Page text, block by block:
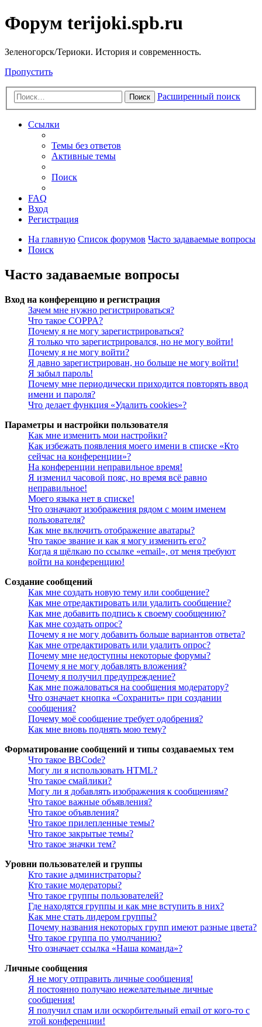
Форум terijoki.spb.ru
Зеленогорск/Териоки. История и современность.
Пропустить
Поиск Расширенный поиск
Ссылки
Темы без ответов
Активные темы
Поиск
FAQ
Вход
Регистрация
На главную Список форумов Часто задаваемые вопросы
Поиск
Часто задаваемые вопросы
Вход на конференцию и регистрация
Зачем мне нужно регистрироваться?
Что такое COPPA?
Почему я не могу зарегистрироваться?
Я только что зарегистрировался, но не могу войти!
Почему я не могу войти?
Я давно зарегистрирован, но больше не могу войти!
Я забыл пароль!
Почему мне периодически приходится повторять ввод
имени и пароля?
Что делает функция «Удалить cookies»?
Параметры и настройки пользователя
Как мне изменить мои настройки?
Как избежать появления моего имени в списке «Кто
сейчас на конференции»?
На конференции неправильное время!
Я изменил часовой пояс, но время всё равно
неправильное!
Моего языка нет в списке!
Что означают изображения рядом с моим именем
пользователя?
Как мне включить отображение аватары?
Что такое звание и как я могу изменить его?
Когда я щёлкаю по ссылке «email», от меня требуют
войти на конференцию!
Создание сообщений
Как мне создать новую тему или сообщение?
Как мне отредактировать или удалить сообщение?
Как мне добавить подпись к своему сообщению?
Как мне создать опрос?
Почему я не могу добавить больше вариантов ответа?
Как мне отредактировать или удалить опрос?
Почему мне недоступны некоторые форумы?
Почему я не могу добавлять вложения?
Почему я получил предупреждение?
Как мне пожаловаться на сообщения модератору?
Что означает кнопка «Сохранить» при создании
сообщения?
Почему моё сообщение требует одобрения?
Как мне вновь поднять мою тему?
Форматирование сообщений и типы создаваемых тем
Что такое BBCode?
Могу ли я использовать HTML?
Что такое смайлики?
Могу ли я добавлять изображения к сообщениям?
Что такое важные объявления?
Что такое объявления?
Что такое прилепленные темы?
Что такое закрытые темы?
Что такое значки тем?
Уровни пользователей и группы
Кто такие администраторы?
Кто такие модераторы?
Что такое группы пользователей?
Где находятся группы и как мне вступить в них?
Как мне стать лидером группы?
Почему названия некоторых групп имеют разные цвета?
Что такое группа по умолчанию?
Что означает ссылка «Наша команда»?
Личные сообщения
Я не могу отправить личные сообщения!
Я постоянно получаю нежелательные личные
сообщения!
Я получил спам или оскорбительный email от кого-то с
этой конференции!